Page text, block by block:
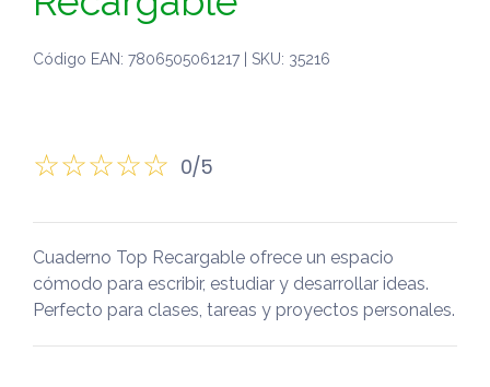
Código EAN: 7806505061217 | SKU: 35216
0/5
Cuaderno Top Recargable ofrece un espacio
cómodo para escribir, estudiar y desarrollar ideas.
Perfecto para clases, tareas y proyectos personales.